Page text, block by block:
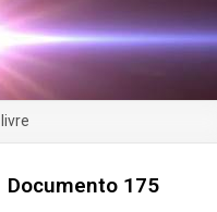
Documento 175